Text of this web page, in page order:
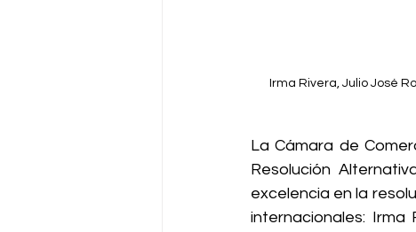
Irma Rivera, Julio José
La Cámara de
Resolución
excelencia en la
internacionales: Irma